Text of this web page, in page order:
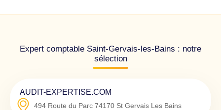
Expert comptable Saint-Gervais-les-Bains : notre
sélection
AUDIT-EXPERTISE.COM
494 Route du Parc 74170 St Gervais Les Bains